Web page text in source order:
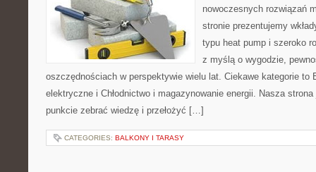
nowoczesnych rozwiązań
stronie prezentujemy
typu heat pump i szeroko
z myślą o wygodzie,
oszczędnościach w perspektywie wielu lat. Ciekawe kategorie to
elektryczne i Chłodnictwo i magazynowanie energii. Nasza
punkcie zebrać wiedzę i przełożyć […]
CATEGORIES: BALKONY I TARASY